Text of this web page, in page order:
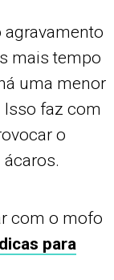
agravamento
mais tempo
uma menor
Isso faz com
o
com o mofo
para